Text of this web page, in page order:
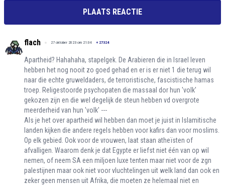
PLAATS REACTIE
flach 27 oktober 2023 om 21:04 + 27324
Apartheid? Hahahaha, stapelgek. De Arabieren die in Israel leven
hebben het nog nooit zo goed gehad en er is er niet 1 die terug wil
naar die echte gruweldaders, de terroristische, fascistische hamas
troep. Religestoorde psychopaten die massaal dor hun 'volk'
gekozen zijn en die wel degelijk de steun hebben vd overgrote
meerderheid van hun 'volk' ---
Als je het over apartheid wil hebben dan moet je juist in Islamitische
landen kijken die andere regels hebben voor kafirs dan voor moslims.
Op elk gebied. Ook voor de vrouwen, laat staan atheïsten of
afvalligen. Waarom denk je dat Egypte er liefst niet één van op wil
nemen, of neem SA een miljoen luxe tenten maar niet voor de zgn
palestijnen maar ook niet voor vluchtelingen uit welk land dan ook en
zeker geen mensen uit Afrika, die moeten ze helemaal niet en